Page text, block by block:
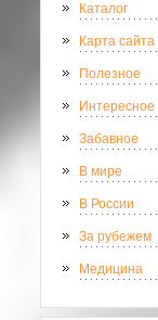
Каталог
Карта сайта
Полезное
Интересное
Забавное
В мире
В России
За рубежем
Медицина